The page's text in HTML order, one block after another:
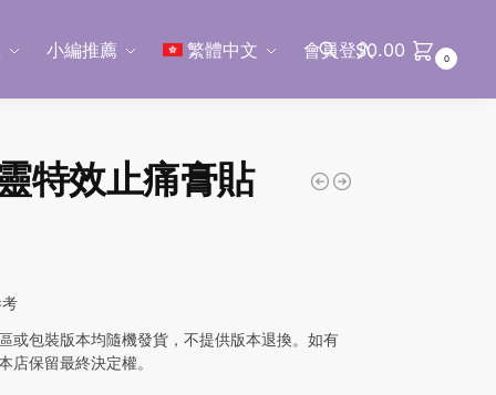
小編推薦 繁體中文 會員登入
$0.00 0
特效止痛膏貼
或包裝版本均隨機發貨，不提供版本退換。如有
店保留最終決定權。